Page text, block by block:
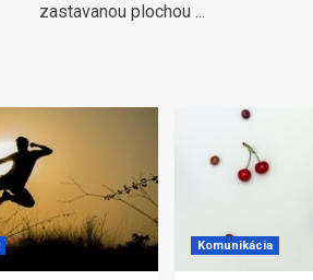
zastavanou plochou ...
Komunikácia